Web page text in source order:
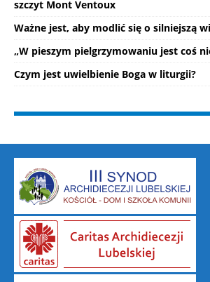
szczyt Mont Ventoux
Ważne jest, aby modlić się o silniejszą
„W pieszym pielgrzymowaniu jest coś
Czym jest uwielbienie Boga w liturgii?